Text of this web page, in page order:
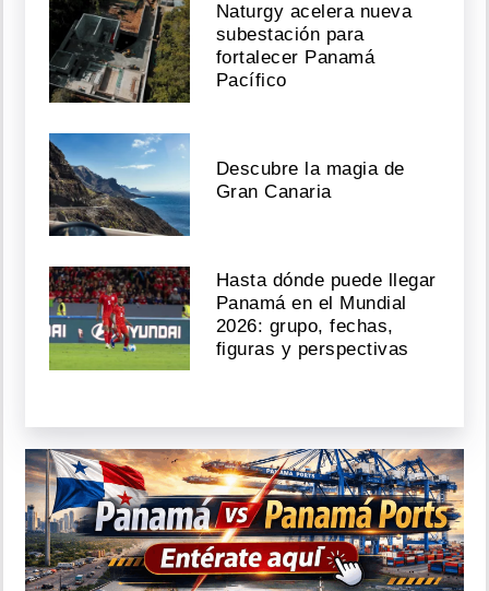
Naturgy acelera nueva
subestación para
fortalecer Panamá
Pacífico
Descubre la magia de
Gran Canaria
Hasta dónde puede llegar
Panamá en el Mundial
2026: grupo, fechas,
figuras y perspectivas